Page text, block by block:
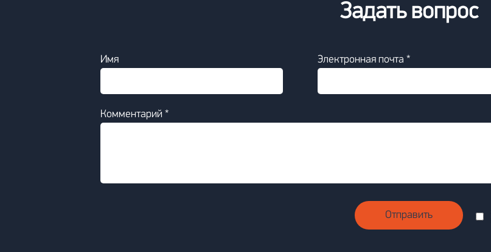
Задать вопрос
Имя Электронная почта *
Комментарий *
Отправить